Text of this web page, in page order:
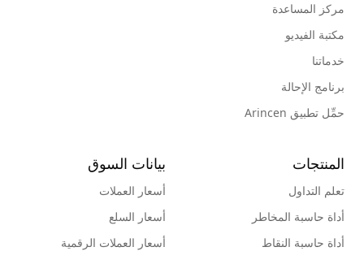
مركز المساعدة
مكتبة الفيديو
خدماتنا
برنامج الإحالة
حمِّل تطبيق Arincen
المنتجات
تعلم التداول
أداة حاسبة المخاطر
أداة حاسبة النقاط
بيانات السوق
أسعار العملات
أسعار السلع
أسعار العملات الرقمية